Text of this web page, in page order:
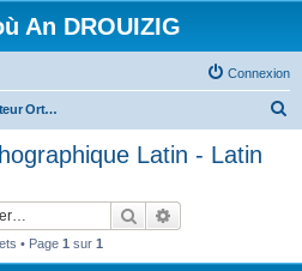
An DROUIZIG
Connexion
COL - Correcteur Orthographique Latin - Latin Spell Checker
Latin - Latin
Rechercher
• Page 1 sur 1